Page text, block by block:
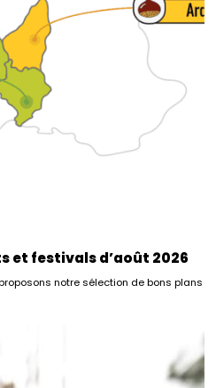
et festivals d’août 2026
notre sélection de bons plans